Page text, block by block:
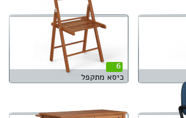
6
כיסא מתקפל